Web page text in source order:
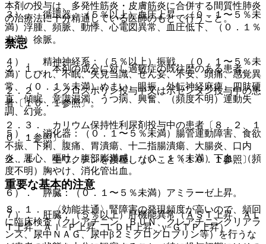
本剤の投与は、多発性筋炎・皮膚筋炎に合併する間質性肺炎
の治療法に十分精通している医師のもとで行うこと。
禁忌
２．１． 本剤の成分に対し過敏症の既往歴のある患者。
２．２． シクロスポリン投与中又はボセンタン投与中の患
者〔１０．１参照〕。
２．３． カリウム保持性利尿剤投与中の患者〔８．２、１
０．１参照〕。
２．４． 生ワクチンを接種しないこと〔１０．１参照〕。
重要な基本的注意
８．１． 〈効能共通〉腎障害の発現頻度が高いので、頻回
に臨床検査（クレアチニン、ＢＵＮ、クレアチニンクリアラ
ンス、尿中ＮＡＧ、尿中β２ミクログロブリン等）を行うな
３）． 循環器：（５％以上）血圧上昇、（０．１〜５％未
満）浮腫、頻脈、動悸、心電図異常、血圧低下、（０．１％
未満）徐脈。
４）． 精神神経系：（５％以上）振戦、（０．１〜５％未
満）しびれ、不眠、失見当識、せん妄、不安、頭痛、感覚異
常、（０．１％未満）めまい、眼振、外転神経麻痺、四肢硬
直、傾眠、意識混濁、うつ病、興奮、（頻度不明）運動失
調、幻覚。
５）． 消化器：（０．１〜５％未満）腸管運動障害、食欲
不振、下痢、腹痛、胃潰瘍、十二指腸潰瘍、大腸炎、口内
炎、悪心、嘔吐、腹部膨満感、（０．１％未満）下血、（頻
度不明）胸やけ、消化管出血。
６）． 膵臓：（０．１〜５％未満）アミラーゼ上昇。
７）． 肝臓：（５％以上）肝機能異常（ＡＳＴ上昇、ＡＬ
Ｔ上昇、Ａｌ−Ｐ上昇、ＬＤＨ上昇、γ−ＧＴＰ上昇）。